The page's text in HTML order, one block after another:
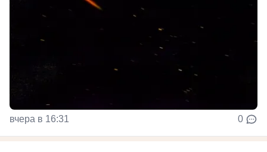
вчера в 16:31 0